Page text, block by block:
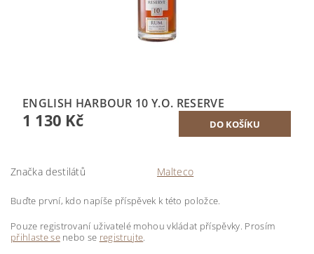
ENGLISH HARBOUR 10 Y.O. RESERVE
1 130 Kč
Značka destilátů Malteco
Buďte první, kdo napíše příspěvek k této položce.
Pouze registrovaní uživatelé mohou vkládat příspěvky. Prosím
přihlaste senebo se registrujte.